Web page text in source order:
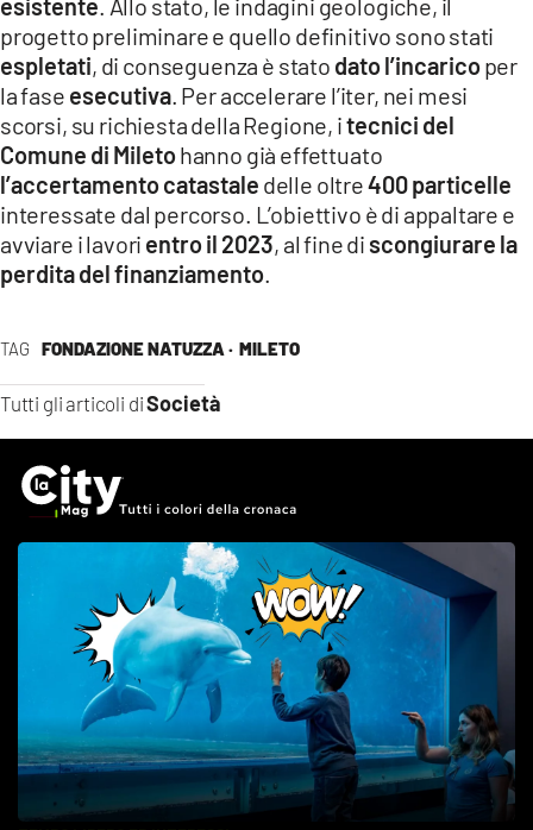
TAG FONDAZIONE NATUZZA · MILETO
Tutti gli articoli diSocietà
esistente. Allo stato, le indagini geologiche, il
progetto preliminare e quello definitivo sono stati
espletati, di conseguenza è stato dato l’incaricoper
la fase esecutiva. Per accelerare l’iter, nei mesi
scorsi, su richiesta della Regione, itecnici del
Comune di Miletohanno già effettuato
l’accertamento catastale delle oltre400 particelle
interessate dal percorso. L’obiettivo è di appaltare e
avviare i lavori entro il 2023, al fine di scongiurare la
perdita del finanziamento.